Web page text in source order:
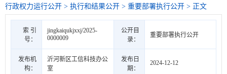
行政权力运行公开 > 执行和结果公开 > 重要部署执行公开 > 正文
索 引
号：
jingkaiqukjxxj/2025-
0000009
公开目
录：
重要部署执行公开
发布机
构：
沂河新区工信科技办公
室
发布日
期：
2024-12-12